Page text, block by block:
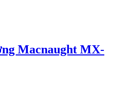
Macnaught MX-